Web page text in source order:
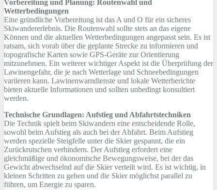
Vorbereitung und Planung: Routenwahl und
Wetterbedingungen
Eine gründliche Vorbereitung ist das A und O für ein sicheres
Skiwandererlebnis. Die Routenwahl sollte stets an das eigene
Können und die aktuellen Wetterbedingungen angepasst sein. Es ist
ratsam, sich vorab über die geplante Strecke zu informieren und
topografische Karten sowie GPS-Geräte zur Orientierung
mitzunehmen. Ein weiterer wichtiger Aspekt ist die Überprüfung der
Lawinengefahr, die je nach Wetterlage und Schneebedingungen
variieren kann. Lawinenwarndienste und lokale Wetterberichte
bieten aktuelle Informationen und sollten unbedingt konsultiert
werden.
Technische Grundlagen: Aufstieg und Abfahrtstechniken
Die Technik spielt beim Skiwandern eine entscheidende Rolle,
sowohl beim Aufstieg als auch bei der Abfahrt. Beim Aufstieg
werden spezielle Steigfelle unter die Skier gespannt, die ein
Zurückrutschen verhindern. Der Aufstieg erfordert eine
gleichmäßige und ökonomische Bewegungsweise, bei der das
Gewicht abwechselnd auf die Skier verteilt wird. Es ist wichtig, in
kleinen Schritten zu gehen und die Skier möglichst parallel zu
führen, um Energie zu sparen.